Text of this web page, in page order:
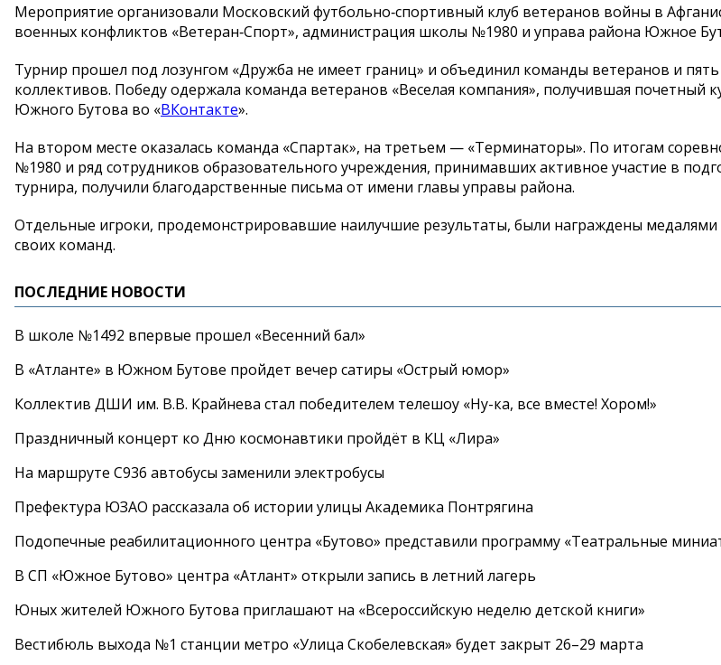
Мероприятие организовали Московский футбольно‑спортивный клуб ветеранов войны в
военных конфликтов «Ветеран‑Спорт», администрация школы №1980 и управа района Южное
Турнир прошел под лозунгом «Дружба не имеет границ» и объединил команды ветеранов и
коллективов. Победу одержала команда ветеранов «Веселая компания», получившая почетный
Южного Бутова во «ВКонтакте».
На втором месте оказалась команда «Спартак», на третьем — «Терминаторы». По итогам
№1980 и ряд сотрудников образовательного учреждения, принимавших активное участие в
турнира, получили благодарственные письма от имени главы управы района.
Отдельные игроки, продемонстрировавшие наилучшие результаты, были награждены медалями
своих команд.
ПОСЛЕДНИЕ НОВОСТИ
В школе №1492 впервые прошел «Весенний бал»
В «Атланте» в Южном Бутове пройдет вечер сатиры «Острый юмор»
Коллектив ДШИ им. В.В. Крайнева стал победителем телешоу «Ну-ка, все вместе! Хором!»
Праздничный концерт ко Дню космонавтики пройдёт в КЦ «Лира»
На маршруте С936 автобусы заменили электробусы
Префектура ЮЗАО рассказала об истории улицы Академика Понтрягина
Подопечные реабилитационного центра «Бутово» представили программу «Театральные
В СП «Южное Бутово» центра «Атлант» открыли запись в летний лагерь
Юных жителей Южного Бутова приглашают на «Всероссийскую неделю детской книги»
Вестибюль выхода №1 станции метро «Улица Скобелевская» будет закрыт 26–29 марта